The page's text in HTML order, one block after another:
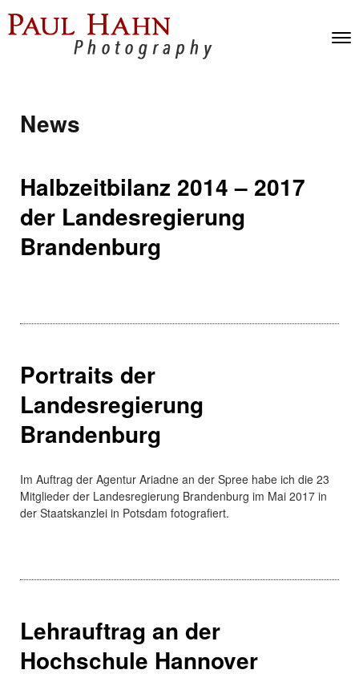
News
Halbzeitbilanz 2014 – 2017
der Landesregierung
Brandenburg
Portraits der
Landesregierung
Brandenburg
Im Auftrag der Agentur Ariadne an der Spree habe ich die 23
Mitglieder der Landesregierung Brandenburg im Mai 2017 in
der Staatskanzlei in Potsdam fotografiert.
Lehrauftrag an der
Hochschule Hannover